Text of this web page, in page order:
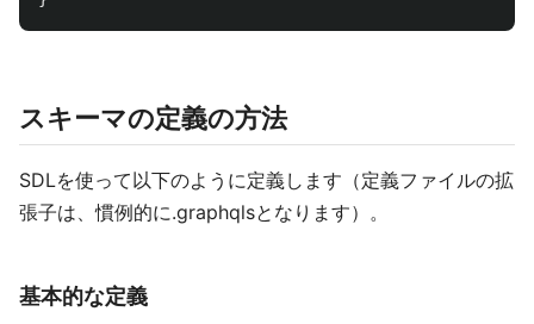
スキーマの定義の方法
SDLを使って以下のように定義します（定義ファイルの拡
張子は、慣例的に.graphqlsとなります）。
基本的な定義